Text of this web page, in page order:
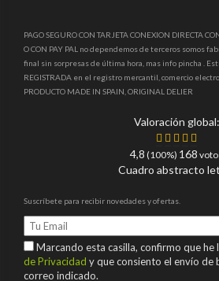
PAGO SEGURO CON TARJETA CONEXION DIRECTA
O CON PAY PAL no dependemos de terceros somos
final sin sorpresas de última hora, mas info pincha .
REGISTRADA en el registro mercantil, comercio
PRODUCTO MADE IN SPAIN, ORIGINAL DELIER
Valoración global:
4,8 (100%) 168
Cuadro abstracto
Suscríbete para recibir novedades y ofertas.
Marcando esta casilla, confirmo que he
de Privacidad y que consiento el envío
correo indicado.